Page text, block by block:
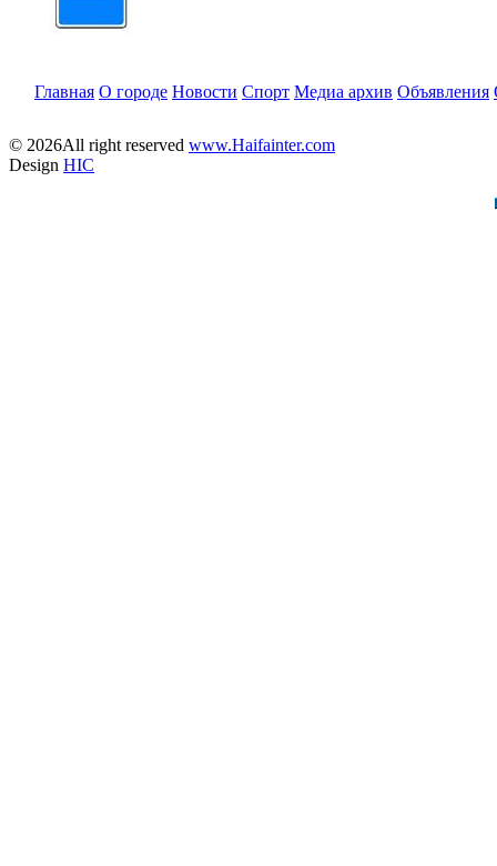
Главная О городе Новости Спорт Медиа архив Объявления
© 2026All right reserved www.Haifainter.com
Design HIC